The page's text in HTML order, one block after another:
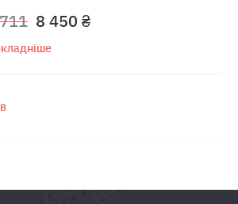
8 450 ₴